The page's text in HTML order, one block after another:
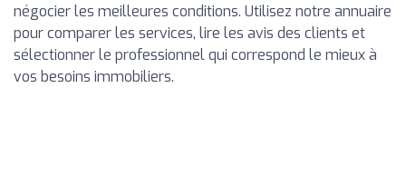
négocier les meilleures conditions. Utilisez notre annuaire
pour comparer les services, lire les avis des clients et
sélectionner le professionnel qui correspond le mieux à
vos besoins immobiliers.